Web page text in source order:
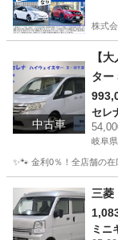
株式
中古車
【
ター
ァミ
セレ
岐阜
✨🐾 金利0％！全店舗の
岐阜 羽島市 セレ
三
ミニ